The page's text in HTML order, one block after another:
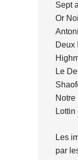
Sept
Or
Deux
Le
Les
par